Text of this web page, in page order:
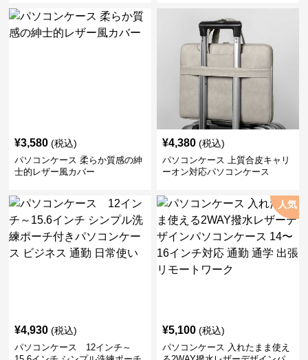
¥3,580 (税込)
パソコンケース 柔らか質感の紳
士的レザー風カバー
¥4,380 (税込)
パソコンケース 上質合皮キャリ
ーオン対応パソコンケース
¥4,930 (税込)
パソコンケース 12インチ～
人気
¥5,100 (税込)
パソコンケース 入れたまま使え